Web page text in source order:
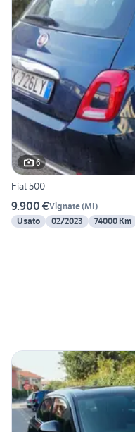
6
Fiat 500
9.900 €Vignate(MI)
Usato
02/2023 74000 Km